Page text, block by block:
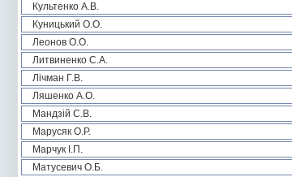
Культенко А.В.
Куницький О.О.
Леонов О.О.
Литвиненко С.А.
Лічман Г.В.
Ляшенко А.О.
Мандзій С.В.
Марусяк О.Р.
Марчук І.П.
Матусевич О.Б.